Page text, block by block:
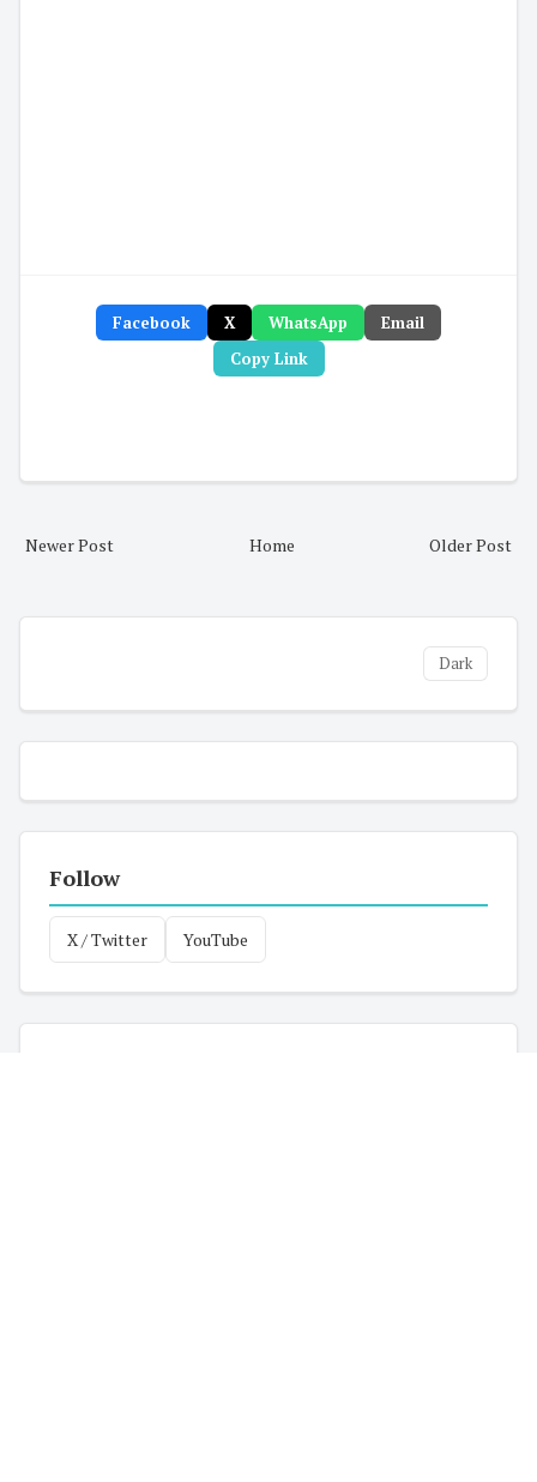
Facebook X WhatsApp
Email
Copy Link
Newer Post Older Post
Home
Dark
Follow
X / Twitter YouTube